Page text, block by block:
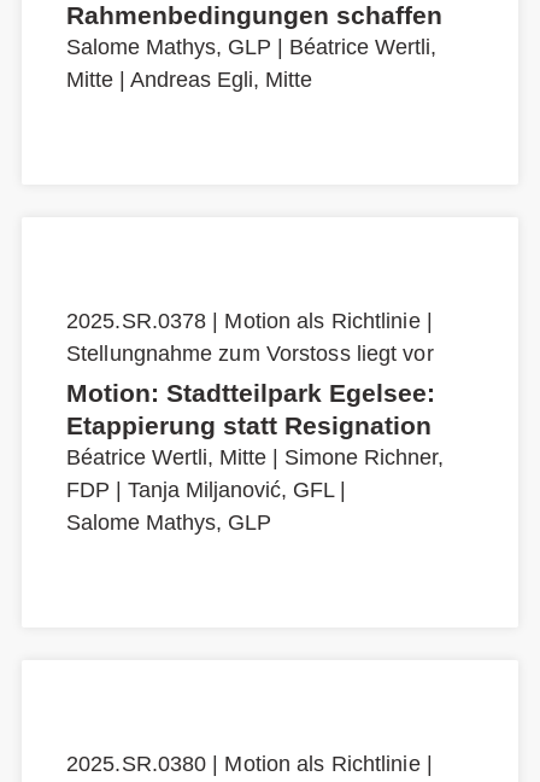
Rahmenbedingungen schaffen
Salome Mathys, GLP
Béatrice Wertli,
Mitte
Andreas Egli, Mitte
2025.SR.0378 | Motion als Richtlinie |
Stellungnahme zum Vorstoss liegt vor
Motion: Stadtteilpark Egelsee:
Etappierung statt Resignation
Béatrice Wertli, Mitte | Simone Richner,
FDP | Tanja Miljanović, GFL|
Salome Mathys, GLP
2025.SR.0380 | Motion als Richtlinie |